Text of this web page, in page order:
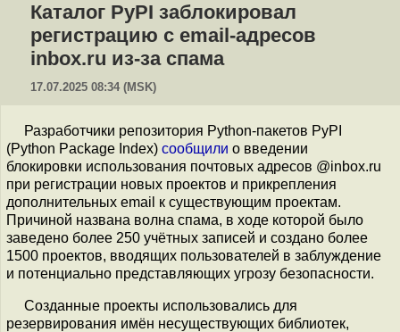
Каталог PyPI заблокировал
регистрацию с email-адресов
inbox.ru из-за спама
17.07.2025 08:34 (MSK)
Разработчики репозитория Python-пакетов PyPI
(Python Package Index) сообщили о введении
блокировки использования почтовых адресов @inbox.ru
при регистрации новых проектов и прикрепления
дополнительных email к существующим проектам.
Причиной названа волна спама, в ходе которой было
заведено более 250 учётных записей и создано более
1500 проектов, вводящих пользователей в заблуждение
и потенциально представляющих угрозу безопасности.
Созданные проекты использовались для
резервирования имён несуществующих библиотек,